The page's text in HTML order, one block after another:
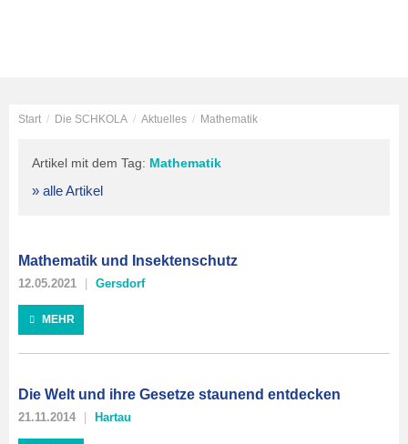
Start / Die SCHKOLA / Aktuelles / Mathematik
Artikel mit dem Tag: Mathematik
» alle Artikel
Mathematik und Insektenschutz
12.05.2021 Gersdorf
MEHR
Die Welt und ihre Gesetze staunend entdecken
21.11.2014 Hartau